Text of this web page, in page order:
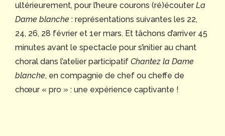
ultérieurement, pour l’heure courons (ré)écouterLa
Dame blanche : représentations suivantes les 22,
24, 26, 28 février et 1er mars. Et tâchons d’arriver 45
minutes avant le spectacle pour s’initier au chant
choral dans l’atelier participatif Chantez la Dame
blanche, en compagnie de chef ou cheffe de
chœur « pro » : une expérience captivante !